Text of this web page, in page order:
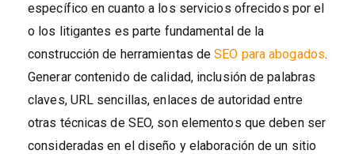
específico en cuanto a los servicios ofrecidos por el
o los litigantes es parte fundamental de la
construcción de herramientas deSEO para abogados.
Generar contenido de calidad, inclusión de palabras
claves, URL sencillas, enlaces de autoridad entre
otras técnicas de SEO, son elementos que deben ser
consideradas en el diseño y elaboración de un sitio